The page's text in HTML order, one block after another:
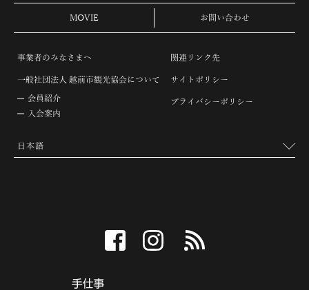
MOVIE お問い合わせ
事業者のみなさまへ
一般社団法人 越前市観光協会について
会員紹介
入会案内
関連リンク先
サイトポリシー
プライバシーポリシー
facebook instagram